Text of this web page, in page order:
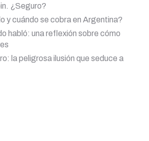
¿Seguro?
y cuándo se cobra en Argentina?
habló: una reflexión sobre cómo
la peligrosa ilusión que seduce a